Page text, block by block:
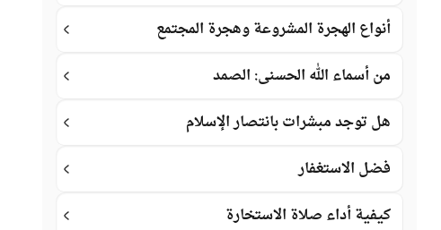
أنواع الهجرة المشروعة وهجرة المجتمع
من أسماء الله الحسنى: الصمد
هل توجد مبشرات بانتصار الإسلام
فضل الاستغفار
كيفية أداء صلاة الاستخارة